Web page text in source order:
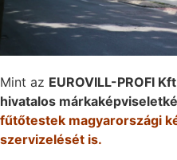
Mint az EUROVILL-PROFI
hivatalos
fűtőtestek magyarországi
szervizelését is.